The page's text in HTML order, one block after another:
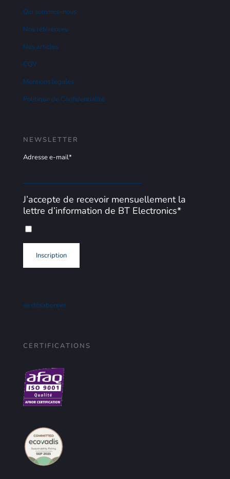
Qui sommes-nous
Nos références
Nos articles
CGV
Mentions légales
Politique de Confidentialité
NEWSLETTER
Adresse e-mail*
J’accepte de recevoir mensuellement la
lettre d’information de BT Electronics*
se désabonner
CERTIFICATIONS